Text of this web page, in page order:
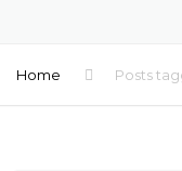
Home Posts